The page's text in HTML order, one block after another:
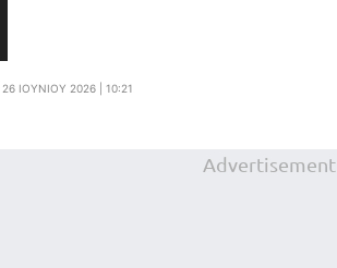
26 ΙΟΥΝΊΟΥ 2026 | 10:21
Advertisement